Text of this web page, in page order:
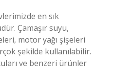
en sık
Çamaşır suyu,
motor yağı şişeleri
şekilde kullanılabilir.
ve benzeri ürünler